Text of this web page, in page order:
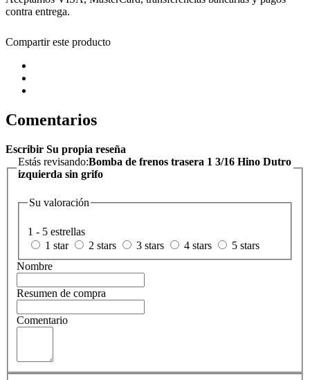
contra entrega.
Compartir este producto
Comentarios
Escribir Su propia reseña
Estás revisando:Bomba de frenos trasera 1 3/16 Hino Dutro
izquierda sin grifo
Su valoración
1 - 5 estrellas
1 star
2 stars 3 stars 4 stars
5 stars
Nombre
Resumen de compra
Comentario